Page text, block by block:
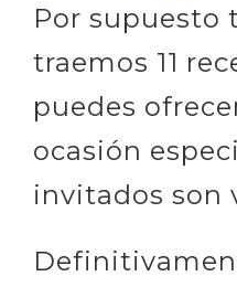
Por supuesto
traemos 11
puedes
ocasión
invitados son